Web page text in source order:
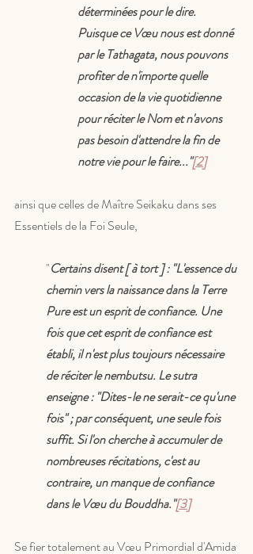
déterminées pour le dire.
Puisque ce Vœu nous est donné
par le Tathagata, nous pouvons
profiter de n'importe quelle
occasion de la vie quotidienne
pour réciter le Nom et n'avons
pas besoin d'attendre la fin de
notre vie pour le faire..."[2]
ainsi que celles de Maître Seikaku dans ses
Essentiels de la Foi Seule,
"Certains disent [ à tort ] : "L'essence du
chemin vers la naissance dans la Terre
Pure est un esprit de confiance. Une
fois que cet esprit de confiance est
établi, il n'est plus toujours nécessaire
de réciter le nembutsu. Le sutra
enseigne : "Dites-le ne serait-ce qu'une
fois" ; par conséquent, une seule fois
suffit. Si l'on cherche à accumuler de
nombreuses récitations, c'est au
contraire, un manque de confiance
dans le Vœu du Bouddha."[3]
Se fier totalement au Vœu Primordial d'Amida